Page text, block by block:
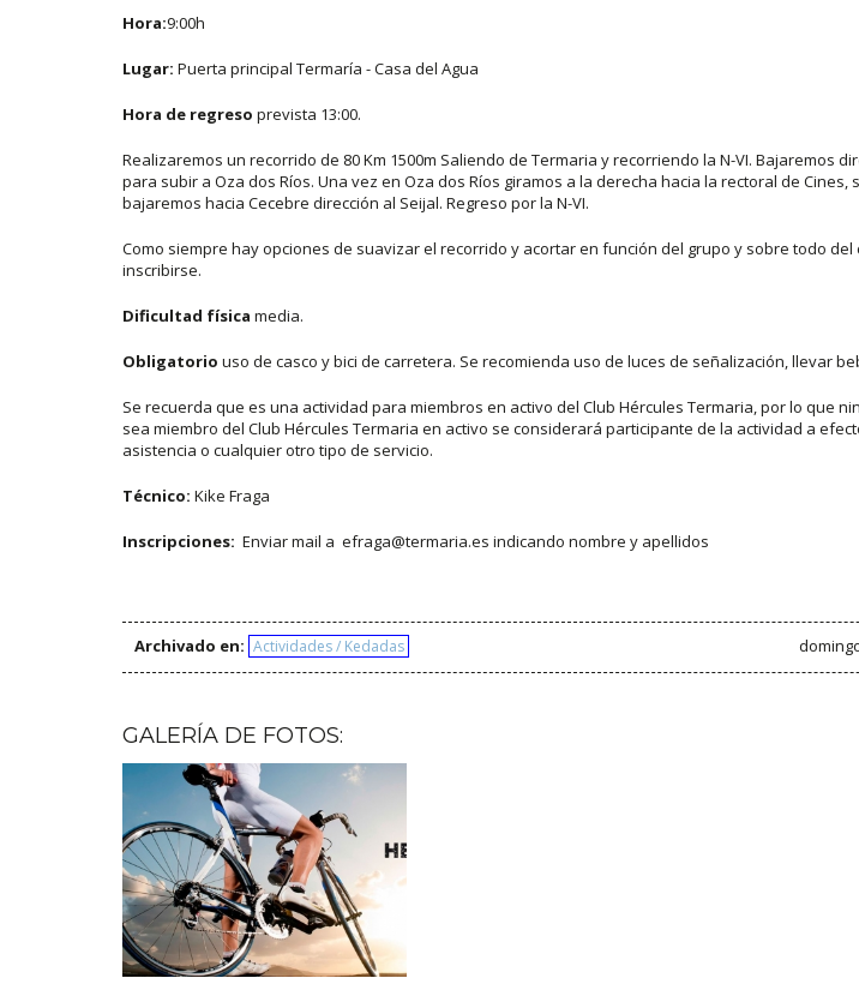
Hora:9:00h
Lugar: Puerta principal Termaría - Casa del Agua
Hora de regreso prevista 13:00.
Realizaremos un recorrido de 80 Km 1500m Saliendo de Termaria y recorriendo la N-VI. Bajaremos
para subir a Oza dos Ríos. Una vez en Oza dos Ríos giramos a la derecha hacia la rectoral de Cines,
bajaremos hacia Cecebre dirección al Seijal. Regreso por la N-VI.
Como siempre hay opciones de suavizar el recorrido y acortar en función del grupo y sobre todo del
inscribirse.
Dificultad física media.
Obligatorio uso de casco y bici de carretera. Se recomienda uso de luces de señalización, llevar
Se recuerda que es una actividad para miembros en activo del Club Hércules Termaria, por lo que
sea miembro del Club Hércules Termaria en activo se considerará participante de la actividad a
asistencia o cualquier otro tipo de servicio.
Técnico: Kike Fraga
Inscripciones: Enviar mail a efraga@termaria.es indicando nombre y apellidos
Archivado en: Actividades / Kedadas
GALERÍA DE FOTOS: